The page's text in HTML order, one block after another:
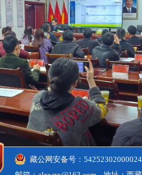
藏公网安备号：